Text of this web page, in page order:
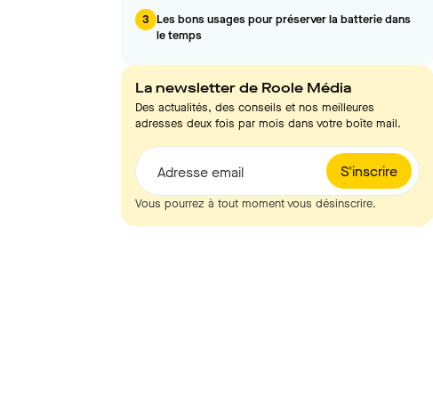
3 Les bons usages pour préserver la batterie dans
le temps
La newsletter de Roole Média
Des actualités, des conseils et nos meilleures
adresses deux fois par mois dans votre boîte mail.
S'inscrire
Adresse email
Vous pourrez à tout moment vous désinscrire.